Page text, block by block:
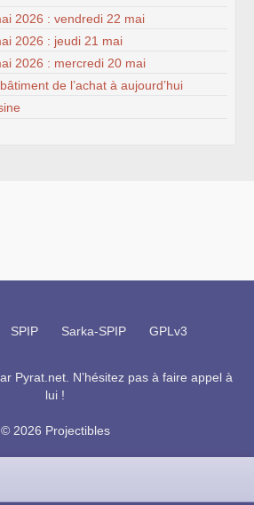
2026 : vendredi 22 mai
2026 : jeudi 21 mai
2026 : mercredi 20 mai
de l’achat à aujourd’hui
SPIP Sarka-SPIP GPLv3
Pyrat.net . N’hésitez pas à faire appel à
lui !
© 2026 Projectibles